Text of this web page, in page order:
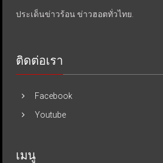
ประเด็นข่าวร้อน ข่าวฮอตทั่วไทย.
ติดต่อเรา
Facebook
Youtube
เมนู